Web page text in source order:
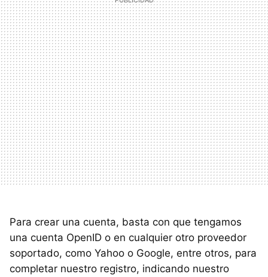
Para crear una cuenta, basta con que tengamos
una cuenta OpenID o en cualquier otro proveedor
soportado, como Yahoo o Google, entre otros, para
completar nuestro registro, indicando nuestro